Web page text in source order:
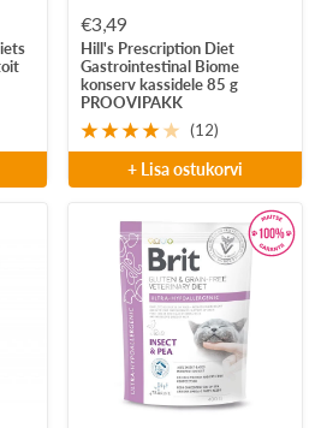
Soodushind
€3,49
Hill's Prescription Diet
Gastrointestinal Biome
konserv kassidele 85 g
PROOVIPAKK
(12)
+ Lisa ostukorvi